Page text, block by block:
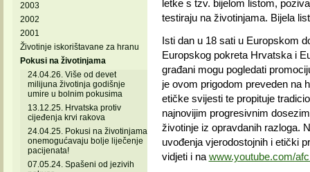
2003
2002
2001
Životinje iskorištavane za hranu
Pokusi na životinjama
24.04.26. Više od devet
milijuna životinja godišnje
umire u bolnim pokusima
13.12.25. Hrvatska protiv
cijeđenja krvi rakova
24.04.25. Pokusi na životinjama
onemogućavaju bolje liječenje
pacijenata!
07.05.24. Spašeni od jezivih
letke s tzv. bijelom listom,
testiraju na životinjama. Bijela
Isti dan u 18 sati u Europskom
Europskog pokreta Hrvatska i
građani mogu pogledati
je ovom prigodom preveden na
etičke svijesti te propituje
najnovijim progresivnim
životinje iz opravdanih razloga.
uvođenja vjerodostojnih i etički
vidjeti i na www.youtube.com/